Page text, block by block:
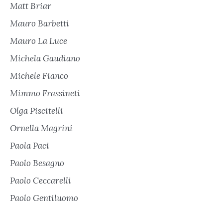
Matt Briar
Mauro Barbetti
Mauro La Luce
Michela Gaudiano
Michele Fianco
Mimmo Frassineti
Olga Piscitelli
Ornella Magrini
Paola Paci
Paolo Besagno
Paolo Ceccarelli
Paolo Gentiluomo